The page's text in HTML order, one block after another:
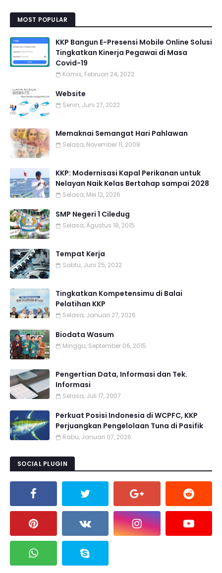
MOST POPULAR
KKP Bangun E-Presensi Mobile Online Solusi
Tingkatkan Kinerja Pegawai di Masa
Covid-19
Kamis, Februari 24, 2022
Website
Senin, Juni 27, 2022
Memaknai Semangat Hari Pahlawan
Selasa, November 11, 2008
KKP: Modernisasi Kapal Perikanan untuk
Nelayan Naik Kelas Bertahap sampai 2028
Selasa, Mei 12, 2026
SMP Negeri 1 Ciledug
Selasa, Agustus 18, 2015
Tempat Kerja
Sabtu, Juni 25, 2022
Tingkatkan Kompetensimu di Balai
Pelatihan KKP
Selasa, Januari 27, 2026
Biodata Wasum
Minggu, September 06, 2015
Pengertian Data, Informasi dan Tek.
Informasi
Selasa, Juli 17, 2007
Perkuat Posisi Indonesia di WCPFC, KKP
Perjuangkan Pengelolaan Tuna di Pasifik
Rabu, Januari 07, 2026
SOCIAL PLUGIN